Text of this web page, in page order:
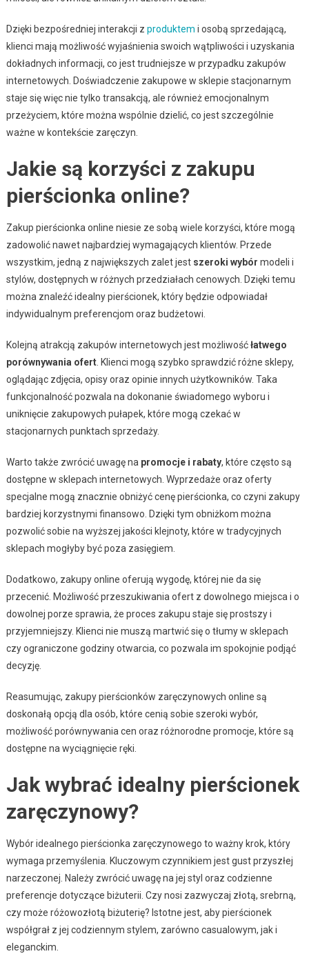
Dzięki bezpośredniej interakcji z produktem i osobą sprzedającą,
klienci mają możliwość wyjaśnienia swoich wątpliwości i uzyskania
dokładnych informacji, co jest trudniejsze w przypadku zakupów
internetowych. Doświadczenie zakupowe w sklepie stacjonarnym
staje się więc nie tylko transakcją, ale również emocjonalnym
przeżyciem, które można wspólnie dzielić, co jest szczególnie
ważne w kontekście zaręczyn.
Jakie są korzyści z zakupu
pierścionka online?
Zakup pierścionka online niesie ze sobą wiele korzyści, które mogą
zadowolić nawet najbardziej wymagających klientów. Przede
wszystkim, jedną z największych zalet jest szeroki wybór modeli i
stylów, dostępnych w różnych przedziałach cenowych. Dzięki temu
można znaleźć idealny pierścionek, który będzie odpowiadał
indywidualnym preferencjom oraz budżetowi.
Kolejną atrakcją zakupów internetowych jest możliwośćłatwego
porównywania ofert. Klienci mogą szybko sprawdzić różne sklepy,
oglądając zdjęcia, opisy oraz opinie innych użytkowników. Taka
funkcjonalność pozwala na dokonanie świadomego wyboru i
uniknięcie zakupowych pułapek, które mogą czekać w
stacjonarnych punktach sprzedaży.
Warto także zwrócić uwagę na promocje i rabaty, które często są
dostępne w sklepach internetowych. Wyprzedaże oraz oferty
specjalne mogą znacznie obniżyć cenę pierścionka, co czyni zakupy
bardziej korzystnymi finansowo. Dzięki tym obniżkom można
pozwolić sobie na wyższej jakości klejnoty, które w tradycyjnych
sklepach mogłyby być poza zasięgiem.
Dodatkowo, zakupy online oferują wygodę, której nie da się
przecenić. Możliwość przeszukiwania ofert z dowolnego miejsca i o
dowolnej porze sprawia, że proces zakupu staje się prostszy i
przyjemniejszy. Klienci nie muszą martwić się o tłumy w sklepach
czy ograniczone godziny otwarcia, co pozwala im spokojnie podjąć
decyzję.
Reasumując, zakupy pierścionków zaręczynowych online są
doskonałą opcją dla osób, które cenią sobie szeroki wybór,
możliwość porównywania cen oraz różnorodne promocje, które są
dostępne na wyciągnięcie ręki.
Jak wybrać idealny pierścionek
zaręczynowy?
Wybór idealnego pierścionka zaręczynowego to ważny krok, który
wymaga przemyślenia. Kluczowym czynnikiem jest gust przyszłej
narzeczonej. Należy zwrócić uwagę na jej styl oraz codzienne
preferencje dotyczące biżuterii. Czy nosi zazwyczaj złotą, srebrną,
czy może różowozłotą biżuterię? Istotne jest, aby pierścionek
współgrał z jej codziennym stylem, zarówno casualowym, jak i
eleganckim.